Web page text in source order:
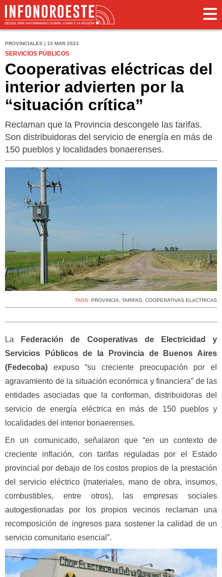
PROVINCIALES | 15 MAR 2023
SERVICIOS PÚBLICOS
Cooperativas eléctricas del
interior advierten por la
“situación crítica”
Reclaman que la Provincia descongele las tarifas.
Son distribuidoras del servicio de energía en más de
150 pueblos y localidades bonaerenses.
TAGS: PROVINCIA, TARIFAS, COOPERATIVAS ELéCTRICAS
La
Federación de Cooperativas de Electricidad y
Servicios Públicos de la Provincia de Buenos Aires
(Fedecoba) expuso “su creciente preocupación por el
agravamiento de la situación económica y financiera” de las
entidades asociadas que la conforman, distribuidoras del
servicio de energía eléctrica en más de 150 pueblos y
localidades del interior bonaerenses.
En un comunicado, señalaron que “en un contexto de
creciente inflación, con tarifas reguladas por el Estado
provincial por debajo de los costos propios de la prestación
del servicio eléctrico (materiales, mano de obra, insumos,
combustibles, entre otros), las empresas sociales
autogestionadas por los propios vecinos reclaman una
recomposición de ingresos para sostener la calidad de un
servicio comunitario esencial”.